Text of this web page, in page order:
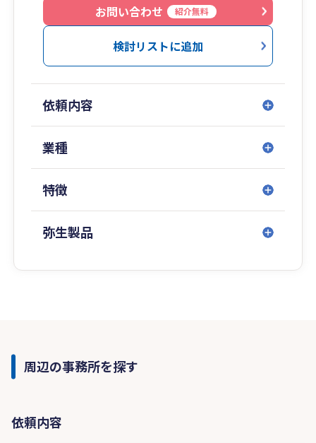
お問い合わせ
紹介無料
検討リストに追加
依頼内容
業種
特徴
弥生製品
周辺の事務所を探す
依頼内容